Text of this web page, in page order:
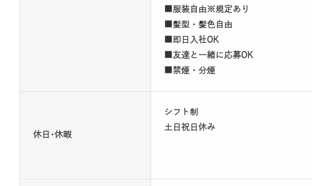
■服装自由※規定あり
■髪型・髪色自由
■即日入社OK
■友達と一緒に応募OK
■禁煙・分煙
休日･休暇
シフト制
土日祝日休み